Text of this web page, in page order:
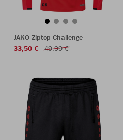
JAKO Ziptop Challenge
33,50 €
49,99 €